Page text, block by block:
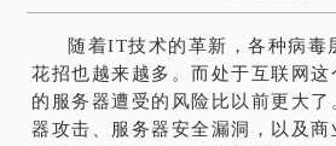
随着IT技术的革新，各种病毒
花招也越来越多。而处于互联网这
的服务器遭受的风险比以前更大了
器攻击、服务器安全漏洞，以及